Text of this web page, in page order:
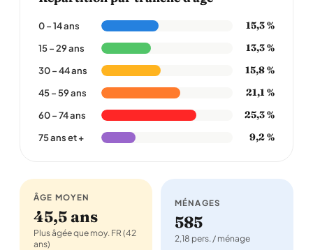
0 – 14 ans 15,3 %
15 – 29 ans 13,3 %
30 – 44 ans 15,8 %
45 – 59 ans 21,1 %
60 – 74 ans 25,3 %
75 ans et + 9,2 %
ÂGE MOYEN
45,5 ans
Plus âgée que moy. FR (42
ans)
MÉNAGES
585
2,18 pers. / ménage